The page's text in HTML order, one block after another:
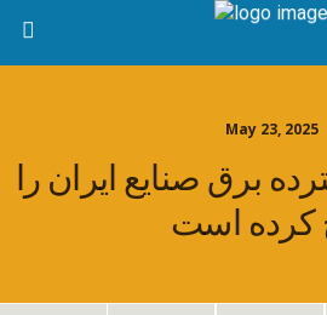
May 23, 2025
برق صنایع ایران را
کرده است